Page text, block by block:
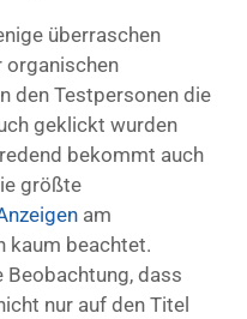
überraschen
organischen
den Testpersonen die
geklickt wurden
bekommt auch
größte
am
kaum beachtet.
dass
nur auf den Titel